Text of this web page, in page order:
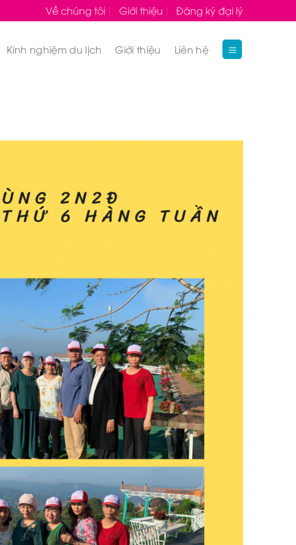
Về chúng tôi Giới thiệu Đăng ký đại lý
Kinh nghiệm du lịch Giới thiệu Liên hệ